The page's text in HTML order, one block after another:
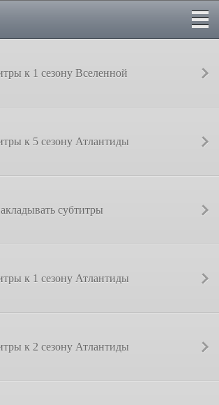
к 1 сезону Вселенной
к 5 сезону Атлантиды
субтитры
к 1 сезону Атлантиды
к 2 сезону Атлантиды